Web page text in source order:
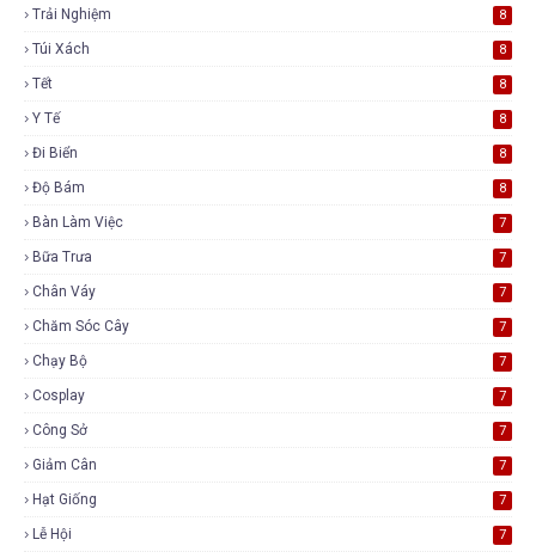
Trải Nghiệm 8
Túi Xách 8
Tết 8
Y Tế 8
Đi Biển 8
Độ Bám 8
Bàn Làm Việc 7
Bữa Trưa 7
Chân Váy 7
Chăm Sóc Cây 7
Chạy Bộ 7
Cosplay 7
Công Sở 7
Giảm Cân 7
Hạt Giống 7
Lễ Hội 7